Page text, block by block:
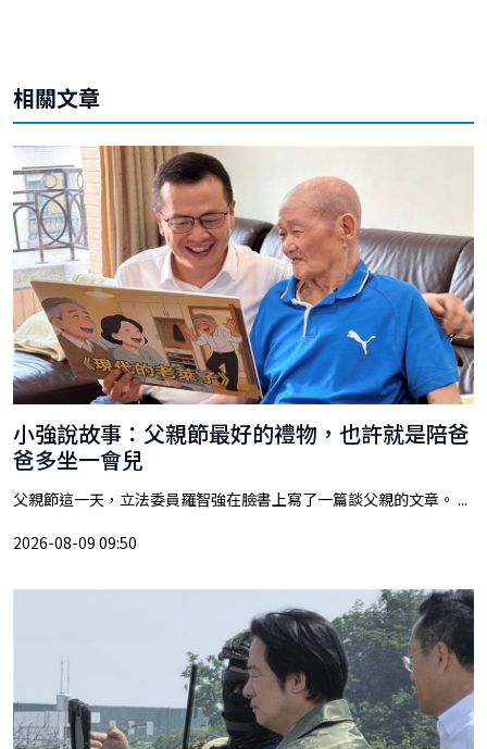
相關文章
小強說故事：父親節最好的禮物，也許就是陪爸
爸多坐一會兒
父親節這一天，立法委員羅智強在臉書上寫了一篇談父親的文章。 ...
2026-08-09 09:50